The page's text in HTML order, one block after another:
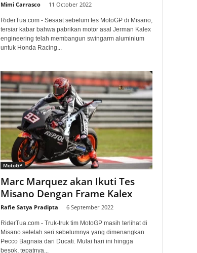
Mimi Carrasco 11 October 2022
RiderTua.com - Sesaat sebelum tes MotoGP di Misano,
tersiar kabar bahwa pabrikan motor asal Jerman Kalex
engineering telah membangun swingarm aluminium
untuk Honda Racing...
MotoGP
Marc Marquez akan Ikuti Tes
Misano Dengan Frame Kalex
Rafie Satya Pradipta 6 September 2022
RiderTua.com - Truk-truk tim MotoGP masih terlihat di
Misano setelah seri sebelumnya yang dimenangkan
Pecco Bagnaia dari Ducati. Mulai hari ini hingga
besok, tepatnya...